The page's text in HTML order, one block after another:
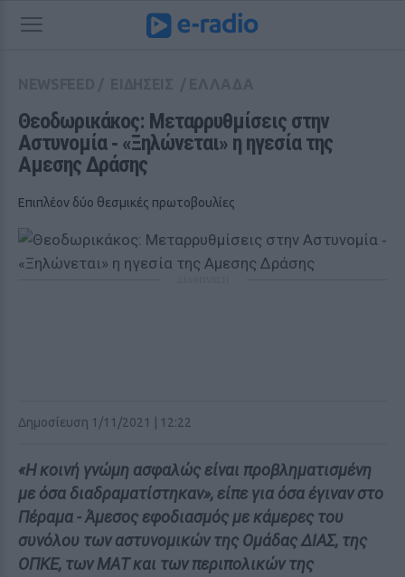
Θεοδωρικάκος: Μεταρρυθμίσεις στην
Αστυνομία ‑ «Ξηλώνεται» η ηγεσία της
Αμεσης Δράσης
Επιπλέον δύο θεσμικές πρωτοβουλίες
Δημοσίευση 1/11/2021 | 12:22
«Η κοινή γνώμη ασφαλώς είναι προβληματισμένη
με όσα διαδραματίστηκαν», είπε για όσα έγιναν στο
Πέραμα - Άμεσος εφοδιασμός με κάμερες του
συνόλου των αστυνομικών της Ομάδας ΔΙΑΣ, της
ΟΠΚΕ, των ΜΑΤ και των περιπολικών της